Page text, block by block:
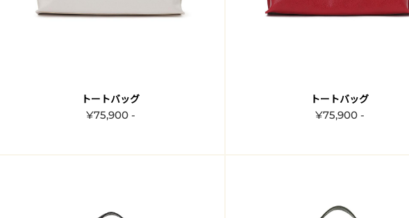
トートバッグ
¥75,900 -
トートバッグ
¥75,900 -